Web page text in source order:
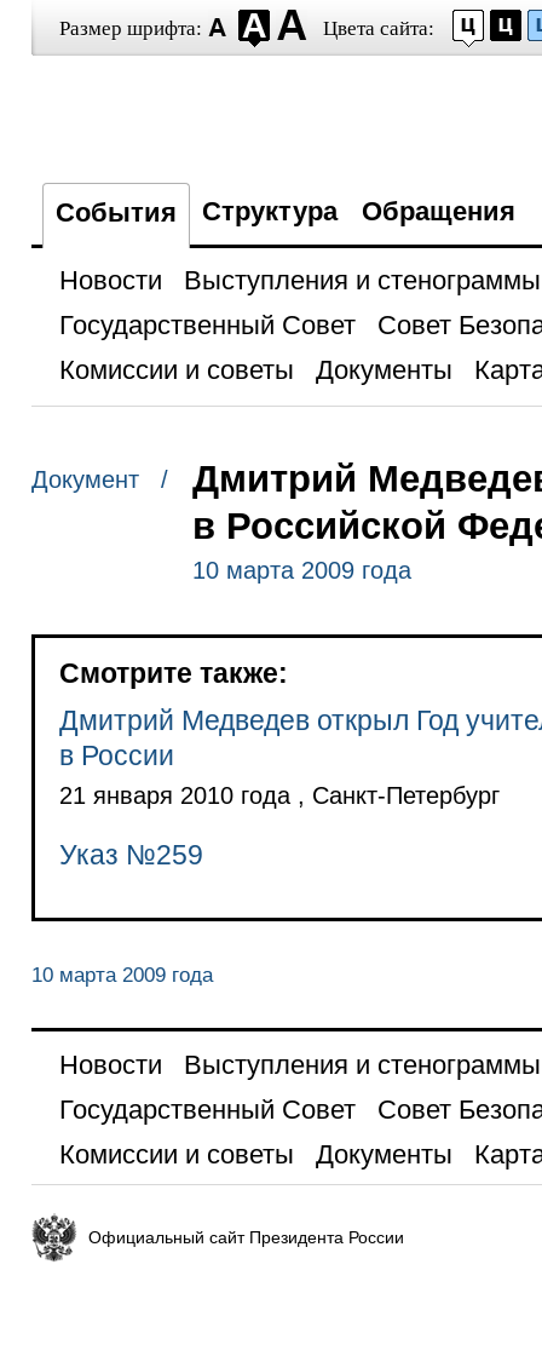
Размер шрифта: Цвета сайта:
События Структура Обращения
Новости
Выступления и стенограммы
Государственный Совет
Совет
Комиссии и советы
Документы
Документ /
Дмитрий
в Российской
10 марта 2009 года
Смотрите также:
Дмитрий Медведев открыл Год
в России
21 января 2010 года , Санкт-Петербург
Указ №259
10 марта 2009 года
Новости
Выступления и стенограммы
Государственный Совет
Совет
Комиссии и советы
Документы
Официальный сайт Президента России